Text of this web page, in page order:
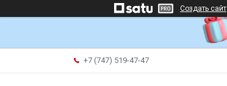
Создать сайт
+7 (747) 519-47-47